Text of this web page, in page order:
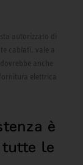
autorizzato di
cablati, vale a
anche
elettrica
è
le